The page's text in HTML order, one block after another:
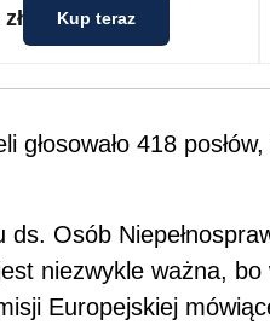
Kup teraz
głosowało 418
ds. Osób
niezwykle ważna,
Europejskiej